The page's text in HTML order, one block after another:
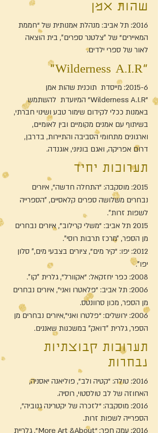
שהות אמן
2016: תל אביב: מנהלת אמנותית של “חממת
המאיירים" של ״צלטנר ספרים״, בית הוצאה
לאור של ספרי ילדים.
"Wilderness A.I.R"
2015-6: מייסדת תוכנית שהות אמן
"Wilderness A.I.R” המיועדת להשתמש
באמנות ככלי לקידום שימור טבע ושינוי חברתי,
בשיתוף עם אמנים מקומיים ובין לאומיים,
וארגונים מתחומי הסביבה והתיירות, בדרבן,
דרום אפריקה, ואגם בוניוני, אוגנדה.
תערוכות יחיד
2015: מוסקבה: "התחלה חדשה", איורים
נבחרים משלושה ספרים קלאסיים, ״הספרייה
לשפות זרות״.
2015 תל אביב: "משלי קרילוב”, איורים נבחרים
מן הספר, ״מרכז תרבות רוסי״.
2012: יפו: "קיר מים”, ציורים בצבעי מים,״ סלון
יפו״.
2008: כפר יחזקאל: "אקוורל", גלרית ״קו״.
2006: תל אביב: "פלאטרו ואני”, איורים נבחרים
מן הספר, מכון סרוונטס.
2006: ירושלים: “פלטרו ואני”,איורים נבחרים מן
הספר, גלרית ״דואק״ במשכנות שאננים.
תערוכות קבוצתיות
נבחרות
2016: טולה: "קטיה ולב”, פוליאנה יאסניה,
האחוזה של לב טולסטוי, רוסיה.
2016: מוסקבה: “לזכרה של יקטרינה גנוביה",
הספרייה לשפות זרות.
2016: עמק חפר: “More Art &About”, גלריית